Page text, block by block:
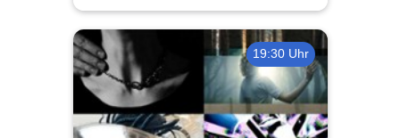
19:30 Uhr